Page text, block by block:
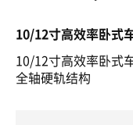
10/12寸高效率卧式
10/12寸高效率卧式
全轴硬轨结构